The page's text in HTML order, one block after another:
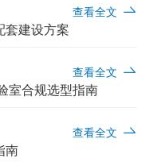
套建设方案
查看全文
室合规选型指南
查看全文
南
查看全文